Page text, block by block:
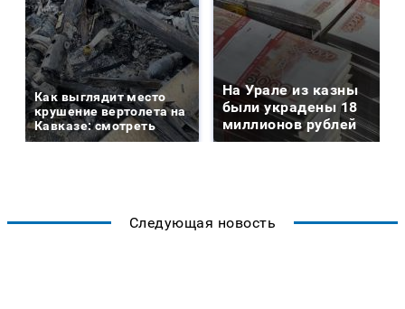
Как выглядит место
крушение вертолета на
Кавказе: смотреть
На Урале из казны
были украдены 18
миллионов рублей
Следующая новость